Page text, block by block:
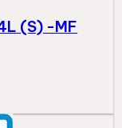
(S) -MF